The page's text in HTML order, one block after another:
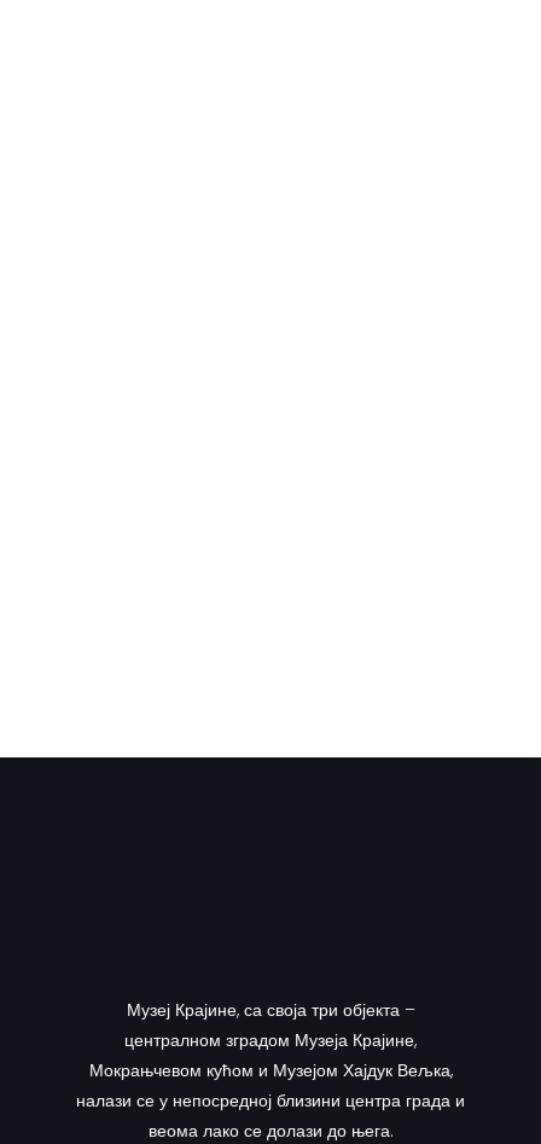
Музеј Крајине, са своја три објекта –
централном зградом Музеја Крајине,
Мокрањчевом кућом и Музејом Хајдук Вељка,
налази се у непосредној близини центра града и
веома лако се долази до њега.